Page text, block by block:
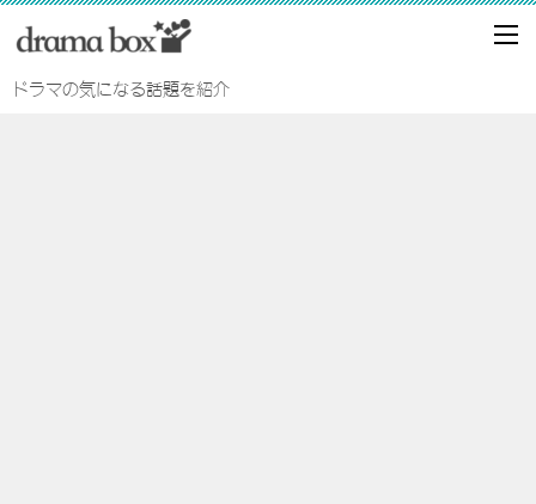
ドラマの気になる話題を紹介